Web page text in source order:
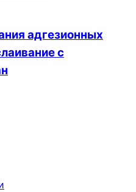
адгезионных
с